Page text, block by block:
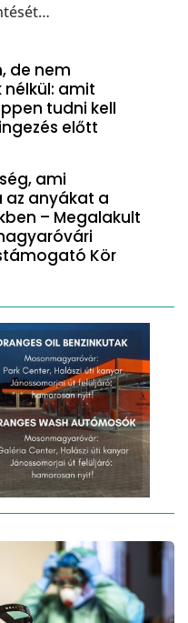
de nem
nélkül: amit
tudni kell
előtt
ami
anyákat a
– Megalakult
Kör